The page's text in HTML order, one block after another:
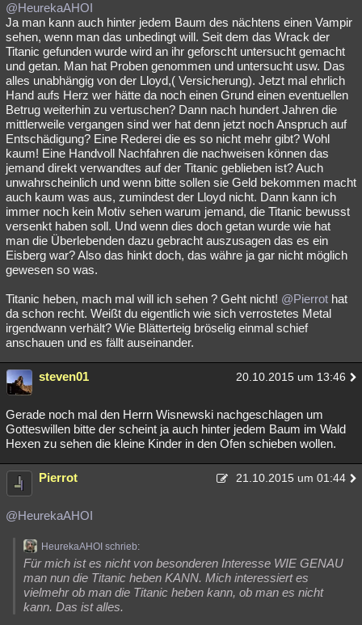
@HeurekaAHOI
Ja man kann auch hinter jedem Baum des nächtens einen Vampir
sehen, wenn man das unbedingt will. Seit dem das Wrack der
Titanic gefunden wurde wird an ihr geforscht untersucht gemacht
und getan. Man hat Proben genommen und untersucht usw. Das
alles unabhängig von der Lloyd,( Versicherung). Jetzt mal ehrlich
Hand aufs Herz wer hätte da noch einen Grund einen eventuellen
Betrug weiterhin zu vertuschen? Dann nach hundert Jahren die
mittlerweile vergangen sind wer hat denn jetzt noch Anspruch auf
Entschädigung? Eine Rederei die es so nicht mehr gibt? Wohl
kaum! Eine Handvoll Nachfahren die nachweisen können das
jemand direkt verwandtes auf der Titanic geblieben ist? Auch
unwahrscheinlich und wenn bitte sollen sie Geld bekommen macht
auch kaum was aus, zumindest der Lloyd nicht. Dann kann ich
immer noch kein Motiv sehen warum jemand, die Titanic bewusst
versenkt haben soll. Und wenn dies doch getan wurde wie hat
man die Überlebenden dazu gebracht auszusagen das es ein
Eisberg war? Also das hinkt doch, das währe ja gar nicht möglich
gewesen so was.
Titanic heben, mach mal will ich sehen ? Geht nicht! @Pierrot hat
da schon recht. Weißt du eigentlich wie sich verrostetes Metal
irgendwann verhält? Wie Blätterteig bröselig einmal schief
anschauen und es fällt auseinander.
steven01 20.10.2015 um 13:46
Gerade noch mal den Herrn Wisnewski nachgeschlagen um
Gotteswillen bitte der scheint ja auch hinter jedem Baum im Wald
Hexen zu sehen die kleine Kinder in den Ofen schieben wollen.
Pierrot 21.10.2015 um 01:44
@HeurekaAHOI
HeurekaAHOI schrieb:
Für mich ist es nicht von besonderen Interesse WIE GENAU
man nun die Titanic heben KANN. Mich interessiert es
vielmehr ob man die Titanic heben kann, ob man es nicht
kann. Das ist alles.